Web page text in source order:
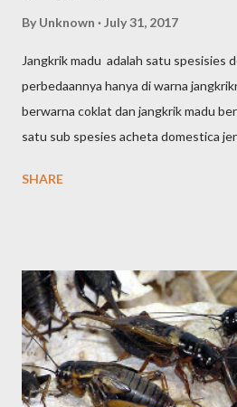
By Unknown July 31, 2017
Jangkrik madu adalah satu spesisies
perbedaannya hanya di warna
berwarna coklat dan jangkrik madu
satu sub spesies acheta domestica
tidak banyak mengandung air jenis
adalah nama lain dari Jangkrik
sekedar informasi saja, Jangkrik
jangkrik kalung di daerah sumatra dan
disebut jangkrik air (karena tubuhnya
air.jenis jangkrik kalung/genggong itu
SHARE